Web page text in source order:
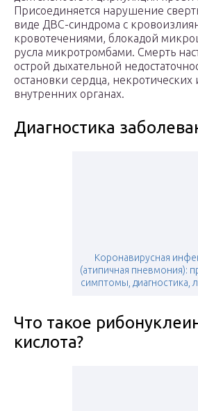
Присоединяется нарушение
виде ДВС-синдрома с
кровотечениями, блокадой
русла микротромбами. Смерть
острой дыхательной
остановки сердца,
внутренних органах.
Диагностика
Коронавирусная
(атипичная пневмония):
симптомы, диагностика,
Что такое
кислота?